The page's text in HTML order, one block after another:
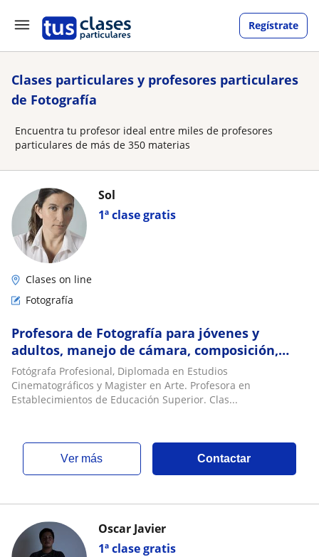
Regístrate
Clases particulares y profesores particulares
de Fotografía
Encuentra tu profesor ideal entre miles de profesores
particulares de más de 350 materias
1ª clase gratis
Sol
Clases on line
Fotografía
Profesora de Fotografía para jóvenes y
adultos, manejo de cámara, composición,
historia y estética de la imagen. Clases de
Español
Fotógrafa Profesional, Diplomada en Estudios
Cinematográficos y Magister en Arte. Profesora en
Establecimientos de Educación Superior. Clas...
ver más Contactar
1ª clase gratis
Oscar Javier